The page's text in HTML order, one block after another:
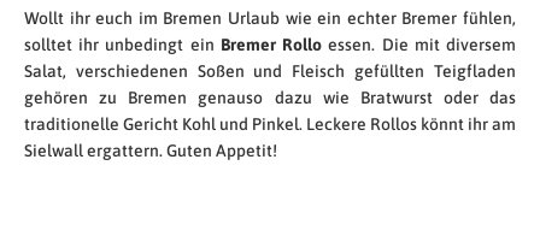
Wollt ihr euch im Bremen Urlaub wie ein echter Bremer fühlen,
solltet ihr unbedingt ein Bremer Rollo essen. Die mit diversem
Salat, verschiedenen Soßen und Fleisch gefüllten Teigfladen
gehören zu Bremen genauso dazu wie Bratwurst oder das
traditionelle Gericht Kohl und Pinkel. Leckere Rollos könnt ihr am
Sielwall ergattern. Guten Appetit!